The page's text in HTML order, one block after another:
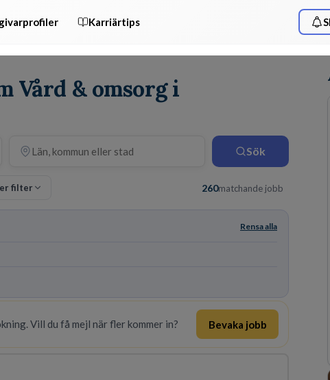
Karriärtips
Vård & omsorg i
Sök
filter 260matchande jobb
Rensa alla
Vill du få mejl när fler kommer in? Bevaka jobb